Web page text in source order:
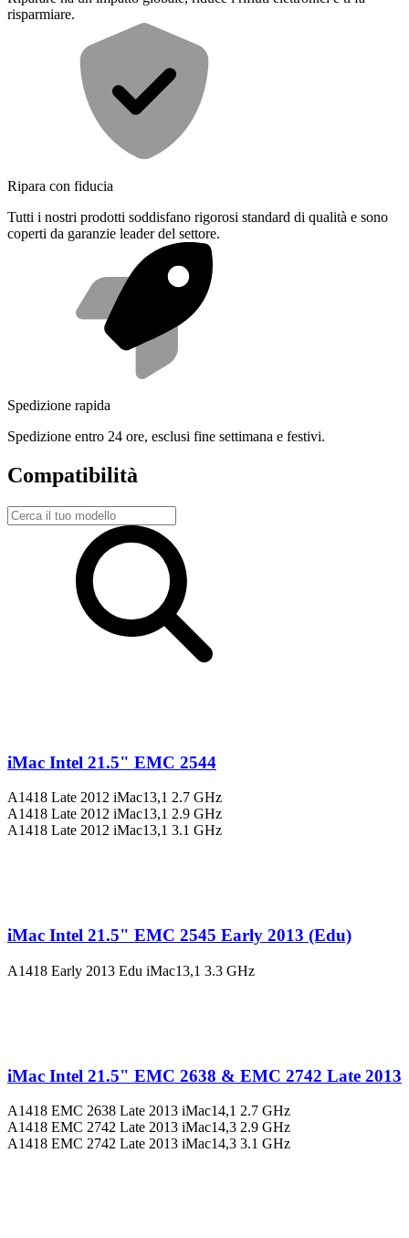
risparmiare.
Ripara con fiducia
Tutti i nostri prodotti soddisfano rigorosi standard di qualità e sono
coperti da garanzie leader del settore.
Spedizione rapida
Spedizione entro 24 ore, esclusi fine settimana e festivi.
Compatibilità
iMac Intel 21.5" EMC 2544
A1418 Late 2012 iMac13,1 2.7 GHz
A1418 Late 2012 iMac13,1 2.9 GHz
A1418 Late 2012 iMac13,1 3.1 GHz
iMac Intel 21.5" EMC 2545 Early 2013 (Edu)
A1418 Early 2013 Edu iMac13,1 3.3 GHz
iMac Intel 21.5" EMC 2638 & EMC 2742 Late 2013
A1418 EMC 2638 Late 2013 iMac14,1 2.7 GHz
A1418 EMC 2742 Late 2013 iMac14,3 2.9 GHz
A1418 EMC 2742 Late 2013 iMac14,3 3.1 GHz